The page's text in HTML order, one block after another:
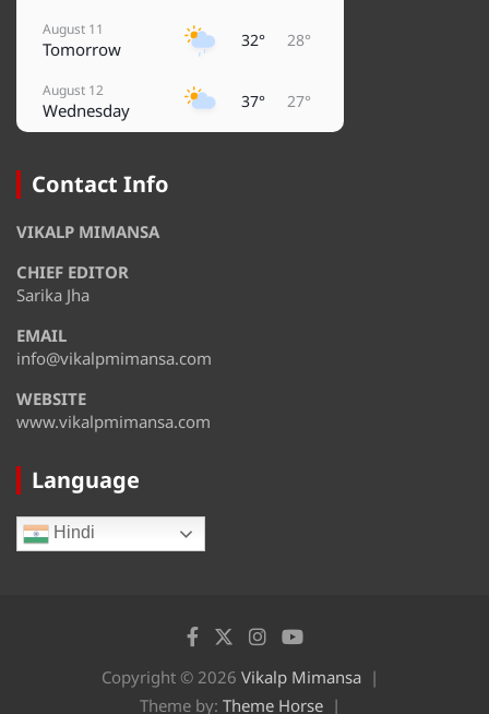
August 11
Tomorrow 32° 28°
August 12
Wednesday 37° 27°
Thursday
Friday
August 15
Saturday
August 16
Sunday
Contact Info
VIKALP MIMANSA
CHIEF EDITOR
Sarika Jha
EMAIL
info@vikalpmimansa.com
WEBSITE
www.vikalpmimansa.com
Language
Hindi
Copyright © 2026 Vikalp Mimansa
Theme by: Theme Horse